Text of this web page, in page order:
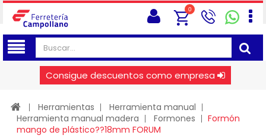
0
Consigue descuentos como empresa
Herramientas
Herramienta manual
Herramienta manual madera
Formones
Formón
mango de plástico??18mm FORUM